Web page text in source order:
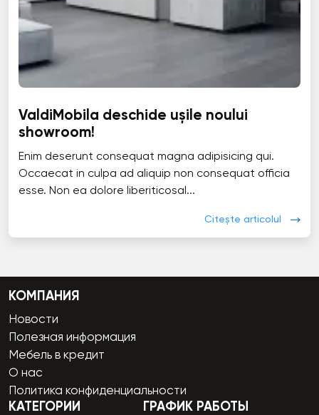
ValdiMobila deschide ușile noului
showroom!
Enim deserunt consequat magna adipisicing qui.
Occaecat in culpa ad aliquip non consequat officia
esse. Non ea dolore liberiticosal...
Citește articolul
КОМПАНИЯ
Новости
Полезная информация
Мебель в кредит
О нас
Политика конфиденциальности
КАТЕГОРИИ ГРАФИК РАБОТЫ